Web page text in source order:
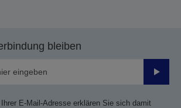
bleiben
E-Mail-Adresse erklären Sie sich damit